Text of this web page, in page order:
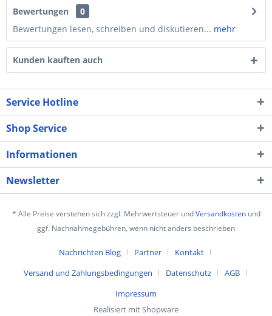
Bewertungen
0
Bewertungen lesen, schreiben und diskutieren... mehr
Kunden kauften auch
Service Hotline
Shop Service
Informationen
Newsletter
* Alle Preise verstehen sich zzgl. Mehrwertsteuer undVersandkostenund
ggf. Nachnahmegebühren, wenn nicht anders beschrieben
Nachrichten Blog Partner
Kontakt
Versand und Zahlungsbedingungen
Datenschutz
AGB
Impressum
Realisiert mit Shopware